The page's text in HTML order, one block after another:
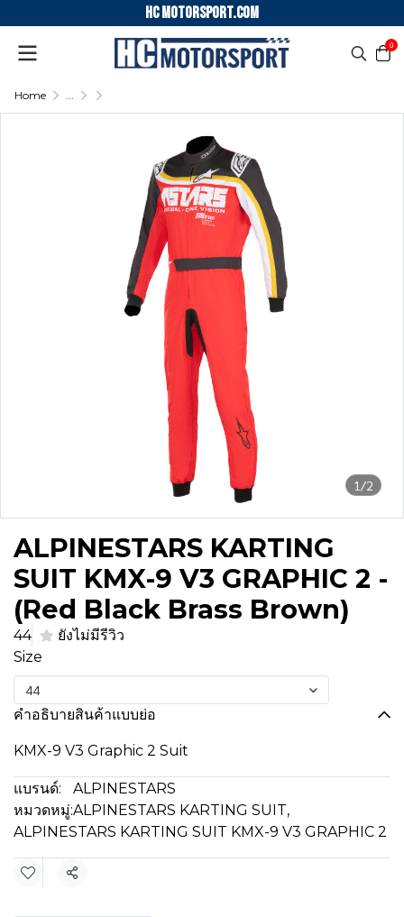
HC motorsport.COM
0
Home ... ALPINESTARS KARTING SUIT KMX-9 V3 GRAPHIC 2
1/2
ALPINESTARS KARTING
SUIT KMX-9 V3 GRAPHIC 2 -
(Red Black Brass Brown)
44
ยังไม่มีรีวิว
Size
44
คำอธิบายสินค้าแบบย่อ
KMX-9 V3 Graphic 2 Suit
แบรนด์:
ALPINESTARS
หมวดหมู่:ALPINESTARS KARTING SUIT,
ALPINESTARS KARTING SUIT KMX-9 V3 GRAPHIC 2
แชร์